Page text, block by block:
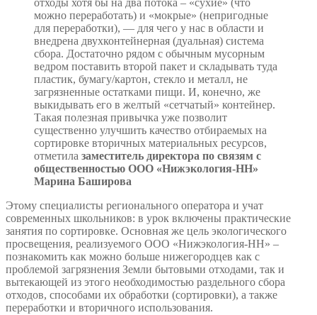
отходы хотя бы на два потока – «сухие» (что
можно переработать) и «мокрые» (непригодные
для переработки), — для чего у нас в области и
внедрена двухконтейнерная (дуальная) система
сбора. Достаточно рядом с обычным мусорным
ведром поставить второй пакет и складывать туда
пластик, бумагу/картон, стекло и металл, не
загрязненные остатками пищи. И, конечно, же
выкидывать его в желтый «сетчатый» контейнер.
Такая полезная привычка уже позволит
существенно улучшить качество отбираемых на
сортировке вторичных материальных ресурсов,
отметила заместитель директора по связям с
общественностью ООО «Нижэкология-НН»
Марина Баширова
Этому специалисты регионального оператора и учат
современных школьников: в урок включены практические
занятия по сортировке. Основная же цель экологического
просвещения, реализуемого ООО «Нижэкология-НН» –
познакомить как можно больше нижегородцев как с
проблемой загрязнения Земли бытовыми отходами, так и
вытекающей из этого необходимостью раздельного сбора
отходов, способами их обработки (сортировки), а также
переработки и вторичного использования.